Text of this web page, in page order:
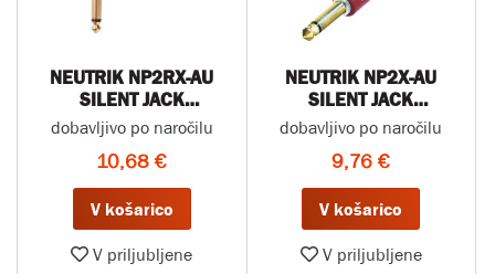
NEUTRIK NP2RX-AU
SILENT JACK
KONEKTOR KOTNI
dobavljivo po naročilu
10,68 €
V košarico
V priljubljene
NEUTRIK NP2X-AU
SILENT JACK
KONEKTOR
dobavljivo po naročilu
9,76 €
V košarico
V priljubljene